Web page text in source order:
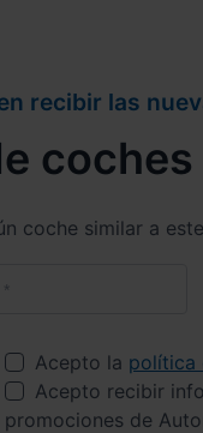
recibir las
coche similar a este
Acepto la política
Acepto recibir
promociones de